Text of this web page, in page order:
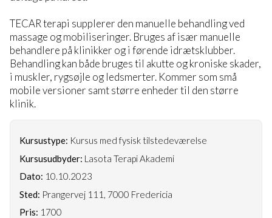
TECAR terapi supplerer den manuelle behandling ved
massage og mobiliseringer. Bruges af især manuelle
behandlere på klinikker og i førende idrætsklubber.
Behandling kan både bruges til akutte og kroniske skader,
i muskler, rygsøjle og ledsmerter. Kommer som små
mobile versioner samt større enheder til den større
klinik.
Kursustype: Kursus med fysisk tilstedeværelse
Kursusudbyder: Lasota Terapi Akademi
Dato: 10.10.2023
Sted: Prangervej 111, 7000 Fredericia
Pris: 1700